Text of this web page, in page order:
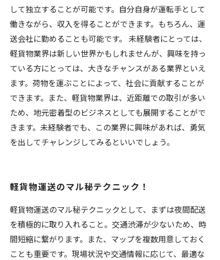
して独立することが可能です。自分自身が運転手として
働きながら、収入を得ることができます。もちろん、運
送会社に勤めることも可能です。 未経験者にとっては、
軽貨物業界は新しい世界かもしれませんが、興味を持っ
ている方にとっては、大きなチャンスがある業界といえ
ます。荷物を運ぶことによって、社会に貢献することが
できます。また、軽貨物業界は、近距離での取引が多い
ため、地元密着型のビジネスとしても展開することがで
きます。未経験者でも、この業界に興味があれば、勇気
を出してチャレンジしてみるといいでしょう。
軽貨物運送のマル秘テクニック！
軽貨物運送のマル秘テクニックとして、まずは夜間配送
を積極的に取り入れること。交通渋滞が少ないため、時
間短縮に繋がります。また、マップを複数用意しておく
ことも重要です。現場状況や交通情報に応じて、最適な